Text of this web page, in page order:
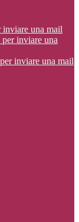
una mail
inviare una
inviare una mail